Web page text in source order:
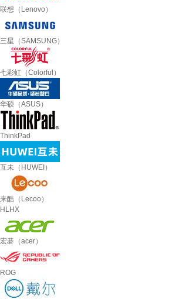
联想（Lenovo）
三星（SAMSUNG）
七彩虹（Colorful）
华硕（ASUS）
ThinkPad
互未（HUWEI）
来酷（Lecoo）
HLHX
宏碁（acer）
ROG